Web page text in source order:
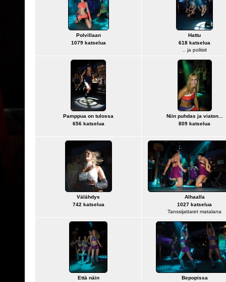
Polvillaan
1079 katselua
Hattu
618 katselua
.. ja poliisit
Pamppua on tulossa
656 katselua
Niin puhdas ja viaton...
809 katselua
Välähdys
742 katselua
Alhaalla
1027 katselua
Tanssijattaret matalana
Että näin
Bepopissa